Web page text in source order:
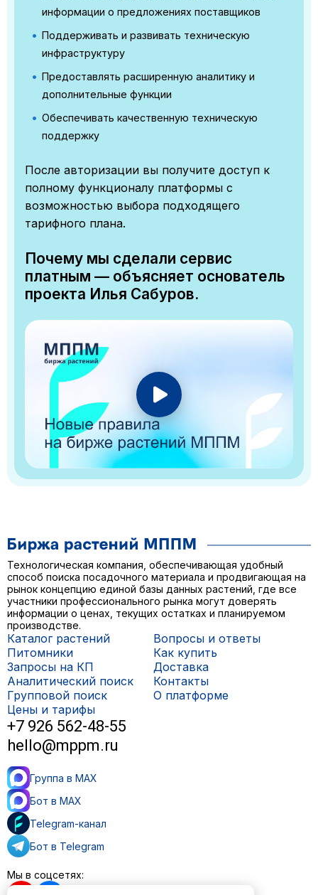
информации о предложениях поставщиков
Поддерживать и развивать техническую
инфраструктуру
Предоставлять расширенную аналитику и
дополнительные функции
Обеспечивать качественную техническую
поддержку
После авторизации вы получите доступ к
полному функционалу платформы с
возможностью выбора подходящего
тарифного плана.
Почему мы сделали сервис
платным — объясняет основатель
проекта Илья Сабуров.
Технологическая компания, обеспечивающая удобный
способ поиска посадочного материала и продвигающая на
рынок концепцию единой базы данных растений, где все
участники профессионального рынка могут доверять
информации о ценах, текущих остатках и планируемом
производстве.
Каталог растений
Питомники
Запросы на КП
Аналитический поиск
Групповой поиск
Цены и тарифы
Вопросы и ответы
Как купить
Доставка
Контакты
О платформе
+7 926 562-48-55
hello@mppm.ru
Группа в MAX
Бот в MAX
Telegram-канал
Бот в Telegram
Мы в соцсетях: